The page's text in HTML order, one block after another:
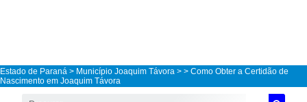
Estado de Paraná > Município Joaquim Távora > > Como Obter a Certidão de
Nascimento em Joaquim Távora